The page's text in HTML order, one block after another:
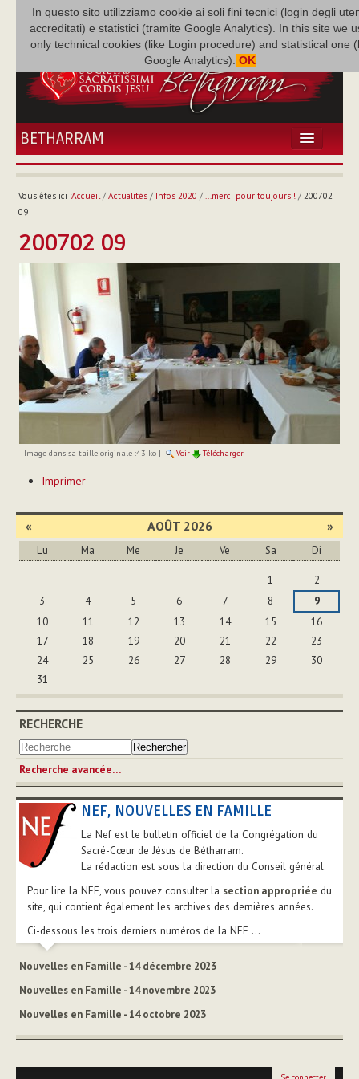
In questo sito utilizziamo cookie ai soli fini tecnici (login degli
accreditati) e statistici (tramite Google Analytics). In this site we
only technical cookies (like Login procedure) and statistical one
Google Analytics). OK
BETHARRAM
ACCUEIL
BÉTHARRAM
MISSION
NEF
MULTIMÉDIA
P. AUGUSTE ETCHÉCOPAR
Vous êtes ici :Accueil/ Actualités/ Infos 2020 / ...merci pour toujours !/ 200702
09
200702 09
Image dans sa taille originale :43 ko| Voir Télécharger
sur
document
Imprimer
« AOÛT 2026 »
Lu Ma Me Je Ve Sa Di
1
2
3
4 5 6 7 8
9
10
11 12 13 14 15
16
17
18 19 20 21 22
23
24
25 26 27 28 29
30
31
RECHERCHE
Recherche avancée…
NEF, NOUVELLES EN FAMILLE
La Nef est le bulletin officiel de la Congrégation du
Sacré-Cœur de Jésus de Bétharram.
La rédaction est sous la direction du Conseil général.
Pour lire la NEF, vous pouvez consulter la section appropriée du
site, qui contient également les archives des dernières années.
Ci-dessous les trois derniers numéros de la NEF ...
Nouvelles en Famille - 14 décembre 2023
Nouvelles en Famille - 14 novembre 2023
Nouvelles en Famille - 14 octobre 2023